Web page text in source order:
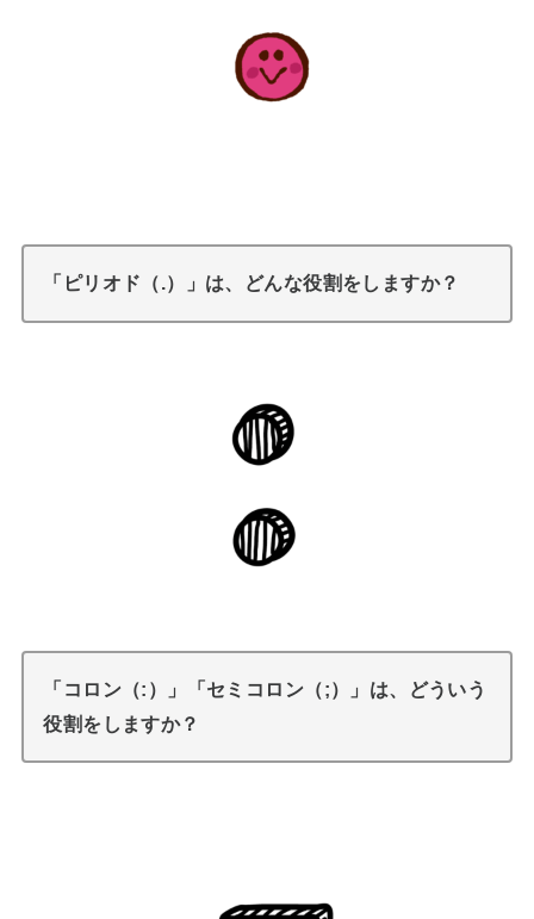
「ピリオド（.）」は、どんな役割をしますか？
「コロン（:）」「セミコロン（;）」は、どういう
役割をしますか？